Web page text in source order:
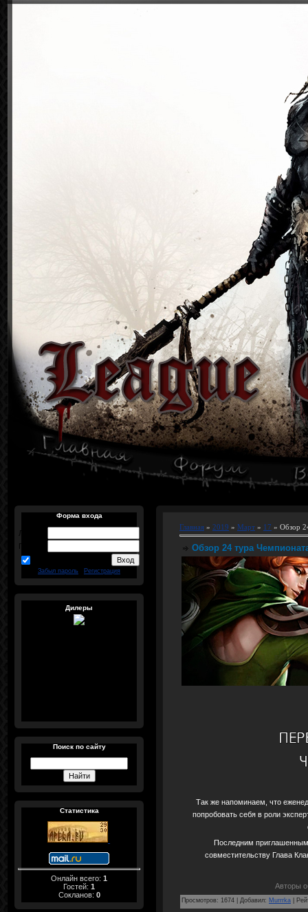
Форма входа
Логин:
Пароль:
Забыл пароль Регистрация
Дилеры
Поиск по сайту
Статистика
Онлайн всего: 1
Гостей: 1
Сокланов: 0
Главная » 2019 » Март » 17 » Обзор
Обзор 24 тура
Так же напоминаем, что
попробовать себя в роли
Последним
совместительству Глава
Авторы
Просмотров: 1674 Добавил: Murrrka